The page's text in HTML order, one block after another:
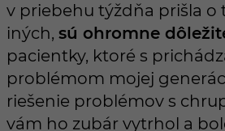
v priebehu týždňa prišla o
iných, sú ohromne
pacientky, ktoré s
problémom mojej
riešenie problémov s
vám ho zubár vytrhol a